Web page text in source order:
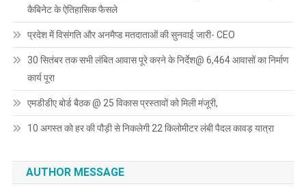
कैबिनेट के ऐतिहासिक फैसले
प्रदेश में विसंगति और अनमैप्ड मतदाताओं की सुनवाई जारी- CEO
30 सितंबर तक सभी लंबित आवास पूरे करने के निर्देश@ 6,464 आवासों का निर्माण
कार्य पूरा
एमडीडीए बोर्ड बैठक @ 25 विकास प्रस्तावों को मिली मंजूरी,
10 अगस्त को हर की पौड़ी से निकलेगी 22 किलोमीटर लंबी पैदल कावड़ यात्रा
AUTHOR MESSAGE